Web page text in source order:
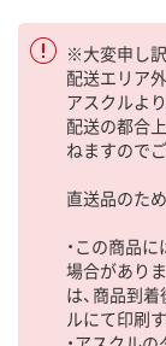
※大変申し
配送エリア
アスクルよ
配送の都合
ねますので
直送品のた
・この商品
場合があり
は、商品到
ルにて印刷